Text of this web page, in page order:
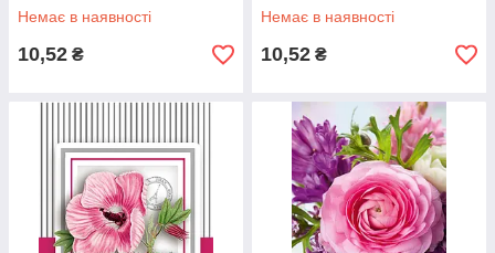
Немає в наявності
10,52 ₴
Немає в наявності
10,52 ₴